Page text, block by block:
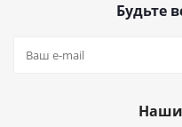
Будьте
Наши